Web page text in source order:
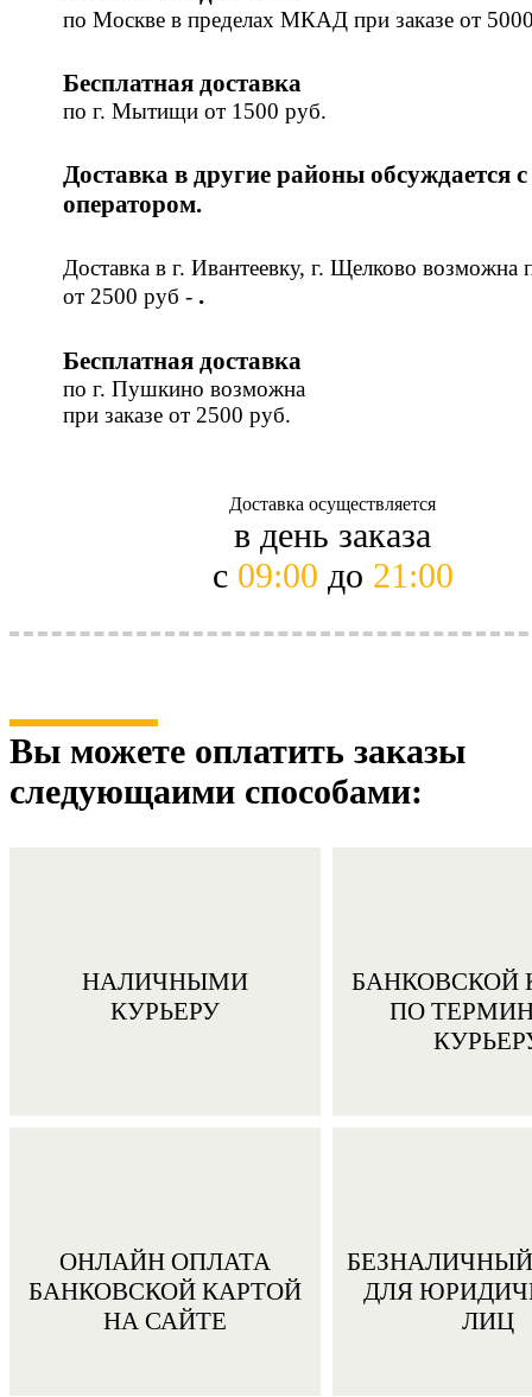
по Москве в пределах МКАД при заказе от
Бесплатная доставка
по г. Мытищи от 1500 руб.
Доставка в другие районы обсуждается с
оператором.
Доставка в г. Ивантеевку, г. Щелково возможна
от 2500 руб - .
Бесплатная доставка
по г. Пушкино возможна
при заказе от 2500 руб.
Доставка осуществляется
в день заказа
с 09:00 до 21:00
Вы можете оплатить заказы
следующaими способами:
НАЛИЧНЫМИ
КУРЬЕРУ
БАНКОВСКОЙ
ПО
ОНЛАЙН ОПЛАТА
БАНКОВСКОЙ КАРТОЙ
НА САЙТЕ
БЕЗНАЛИЧНЫЙ
ДЛЯ
ЛИЦ